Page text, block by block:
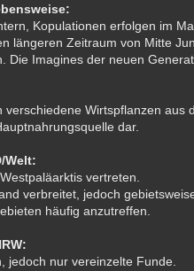
Kopulationen erfolgen im
längeren Zeitraum von Mitte
Die Imagines der neuen
verschiedene Wirtspflanzen aus
dar.
Welt:
vertreten.
verbreitet, jedoch
häufig anzutreffen.
jedoch nur vereinzelte Funde.